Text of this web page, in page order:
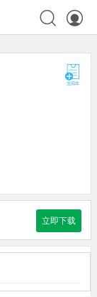


立即下载